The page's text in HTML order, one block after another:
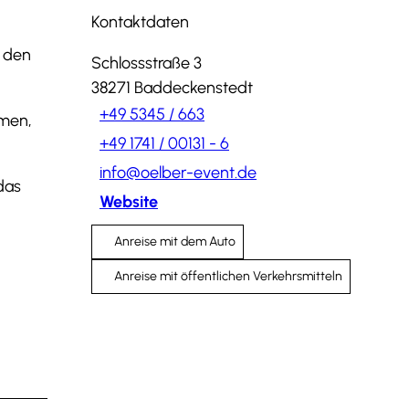
Kontaktdaten
Schlossstraße 3
38271 Baddeckenstedt
+49 5345 / 663
+49 1741 / 00131 - 6
info@oelber-event.de
Website
Anreise mit dem Auto
Anreise mit öffentlichen Verkehrsmitteln